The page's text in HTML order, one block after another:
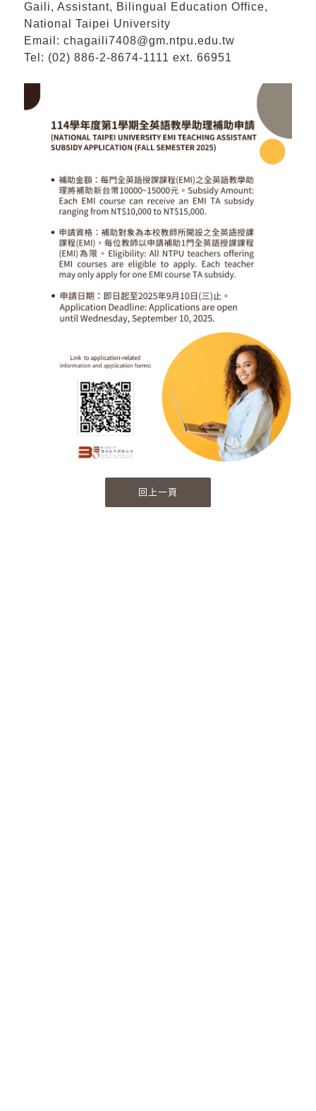
Gaili, Assistant, Bilingual Education Office,
National Taipei University
Email: chagaili7408@gm.ntpu.edu.tw
Tel: (02) 886-2-8674-1111 ext. 66951